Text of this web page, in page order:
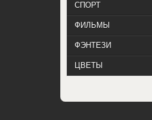
СПОРТ
ФИЛЬМЫ
ФЭНТЕЗИ
ЦВЕТЫ